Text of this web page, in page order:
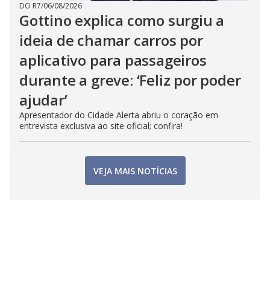
DO R7/06/08/2026
Gottino explica como surgiu a
ideia de chamar carros por
aplicativo para passageiros
durante a greve: ‘Feliz por poder
ajudar’
Apresentador do Cidade Alerta abriu o coração em
entrevista exclusiva ao site oficial; confira!
VEJA MAIS NOTÍCIAS